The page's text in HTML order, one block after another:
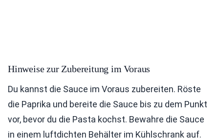
Hinweise zur Zubereitung im Voraus
Du kannst die Sauce im Voraus zubereiten. Röste
die Paprika und bereite die Sauce bis zu dem Punkt
vor, bevor du die Pasta kochst. Bewahre die Sauce
in einem luftdichten Behälter im Kühlschrank auf.